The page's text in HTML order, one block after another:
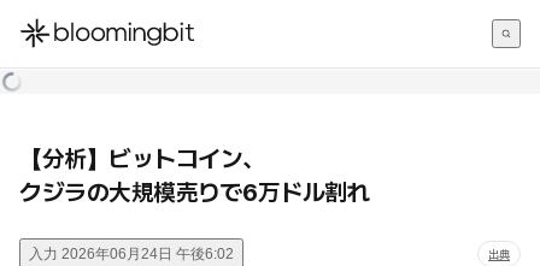
한국어
【分析】ビットコイン、
クジラの大規模売りで6万ドル割れ
入力 2026年06月24日 午後6:02 出典